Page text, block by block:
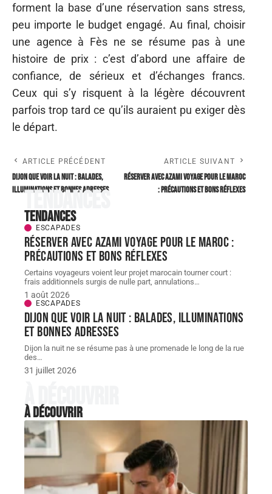
forment la base d’une réservation sans stress,
peu importe le budget engagé. Au final, choisir
une agence à Fès ne se résume pas à une
histoire de prix : c’est d’abord une affaire de
confiance, de sérieux et d’échanges francs.
Ceux qui s’y risquent à la légère découvrent
parfois trop tard ce qu’ils auraient pu exiger dès
le départ.
ARTICLE PRÉCÉDENT
Dijon que voir la nuit : balades,
illuminations et bonnes adresses
ARTICLE SUIVANT
Réserver avec AZAMI VOYAGE pour le Maroc
: précautions et bons réflexes
Tendances
Tendances
ESCAPADES
Réserver avec AZAMI VOYAGE pour le Maroc :
précautions et bons réflexes
Certains voyageurs voient leur projet marocain tourner court :
frais additionnels surgis de nulle part, annulations…
1 août 2026
ESCAPADES
Dijon que voir la nuit : balades, illuminations
et bonnes adresses
Dijon la nuit ne se résume pas à une promenade le long de la rue
des…
31 juillet 2026
À découvrir
À découvrir